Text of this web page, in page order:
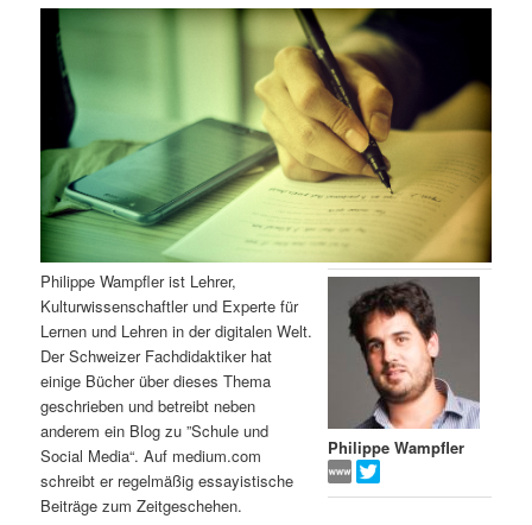
ä
e
n
n
h
a
l
t
n
ä
r
n
I
n
h
a
n
t
i
o
Philippe Wampfler
Philippe Wampfler ist Lehrer,
Kulturwissenschaftler und Experte für
Lernen und Lehren in der digitalen Welt.
Der Schweizer Fachdidaktiker hat
einige Bücher über dieses Thema
geschrieben und betreibt neben
anderem ein Blog zu ”Schule und
Social Media“. Auf medium.com
schreibt er regelmäßig essayistische
Beiträge zum Zeitgeschehen.